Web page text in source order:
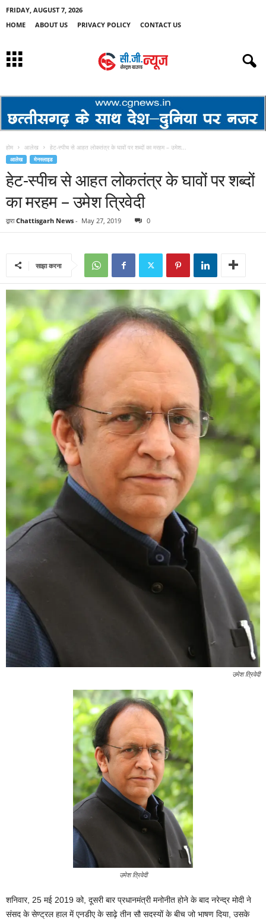
FRIDAY, AUGUST 7, 2026
HOME
ABOUT US PRIVACY POLICY CONTACT US
होम आलेख हेट-स्पीच से आहत लोकतंत्र के घावों पर शब्दों का मरहम – उमेश...
आलेख मेनस्लाइड
हेट-स्पीच से आहत लोकतंत्र के घावों पर शब्दों
का मरहम – उमेश त्रिवेदी
द्वारा Chattisgarh News - May 27, 2019 0
साझा करना
उमेश त्रिवेदी
उमेश त्रिवेदी
शनिवार, 25 मई 2019 को, दूसरी बार प्रधानमंत्री मनोनीत होने के बाद नरेन्द्र मोदी ने
संसद के सेण्ट्रल हाल में एनडीए के साढ़े तीन सौ सदस्यों के बीच जो भाषण दिया, उसके